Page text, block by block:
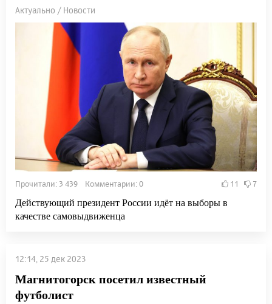
Актуально / Новости
Прочитали: 3 439 Комментарии: 0 11 7
Действующий президент России идёт на выборы в
качестве самовыдвиженца
12:14, 25 дек 2023
Магнитогорск посетил известный
футболист